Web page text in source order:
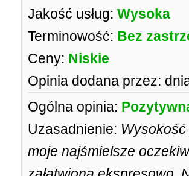
Jakość usług: Wysoka
Terminowość: Bez
Ceny: Niskie
Opinia dodana przez:
Ogólna opinia:
Uzasadnienie:
moje najśmielsze